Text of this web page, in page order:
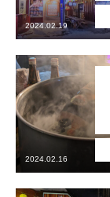
2024.02.19
2024.02.16